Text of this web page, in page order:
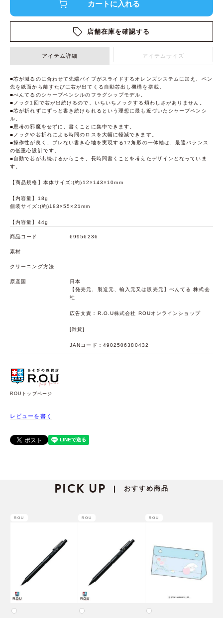
店舗在庫を確認する
アイテム詳細 アイテムサイズ
■芯が減るのに合わせて先端パイプがスライドするオレンズシステムに加え、ペン
先を紙面から離すたびに芯が出てくる自動芯出し機構を搭載。
■ぺんてるのシャープペンシルのフラグシップモデル。
■ノック1回で芯が出続けるので、いちいちノックする煩わしさがありません。
■芯が折れずにずっと書き続けられるという理想に最も近づいたシャープペンシ
ル。
■思考の邪魔をせずに、書くことに集中できます。
■ノックや芯折れによる時間のロスを大幅に軽減できます。
■操作性が良く、ブレない書き心地を実現する12角形の一体軸は、最適バランス
の低重心設計です。
■自動で芯が出続けるからこそ、長時間書くことを考えたデザインとなっていま
す。
【商品規格】本体サイズ:(約)12×143×10mm
【内容量】18g
個装サイズ:(約)183×55×21mm
【内容量】44g
商品コード 69956236
素材
クリーニング方法
原産国
日本
【発売元、製造元、輸入元又は販売元】ぺんてる 株式会
社
広告文責：R.O.U株式会社 ROUオンラインショップ
[雑貨]
JANコード：4902506380432
ROUトップページ
レビューを書く
PICK UP | おすすめ商品
ROU ROU ROU